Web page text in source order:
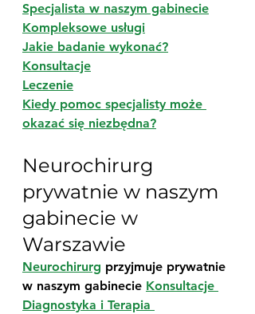
Specjalista w naszym gabinecie
Kompleksowe usługi
Jakie badanie wykonać?
Konsultacje
Leczenie
Kiedy pomoc specjalisty może
okazać się niezbędna?
Neurochirurg
prywatnie w naszym
gabinecie w
Warszawie
Neurochirurg przyjmuje prywatnie
w naszym gabinecie Konsultacje
Diagnostyka i Terapia